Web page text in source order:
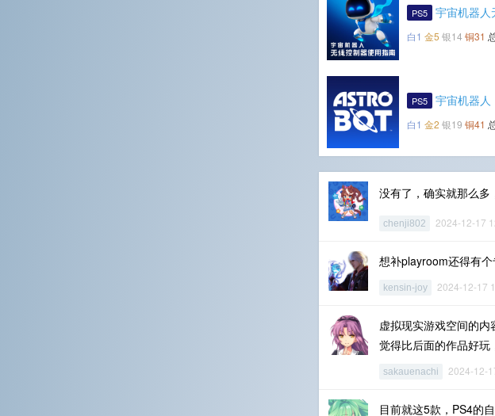
PS5 宇宙机器人
白1 金5 银14 铜31
PS5 宇宙机器人
白1 金2 银19 铜41
没有了，确实就那么多
chenji802 2024-12-17
想补playroom还得有
kensin-joy 2024-12-17
虚拟现实游戏空间的
觉得比后面的作品好
sakauenachi 2024-12-
目前就这5款，PS4的